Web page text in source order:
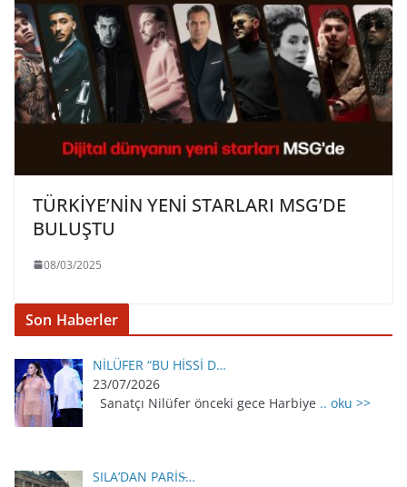
TÜRKİYE’NİN YENİ STARLARI MSG’DE
BULUŞTU
08/03/2025
Son Haberler
NİLÜFER “BU HİSSİ D…
23/07/2026
Sanatçı Nilüfer önceki gece Harbiye .. oku >>
SILA’DAN PARİS̵…